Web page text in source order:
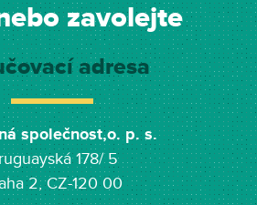
zavolejte
adresa
společnost,o. p. s.
178/ 5
2, CZ-120 00